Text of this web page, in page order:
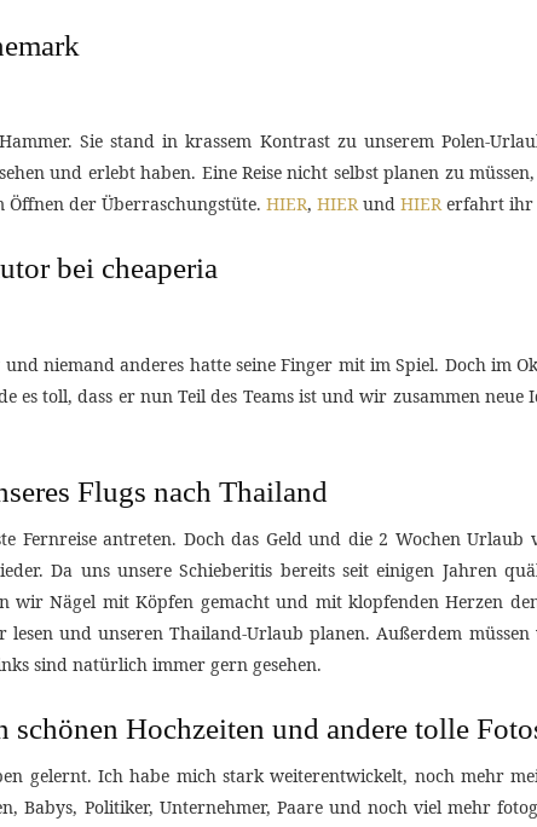
Sie stand in krassem Kontrast zu unserem Polen-
und erlebt haben. Eine Reise nicht selbst planen zu
der Überraschungstüte. HIER, HIERund HIERerfahrt ihr
bei cheaperia
niemand anderes hatte seine Finger mit im Spiel. Doch im
es toll, dass er nun Teil des Teams ist und wir zusammen
Flugs nach Thailand
Fernreise antreten. Doch das Geld und die 2 Wochen
Da uns unsere Schieberitis bereits seit einigen Jahren
wir Nägel mit Köpfen gemacht und mit klopfenden Herzen
lesen und unseren Thailand-Urlaub planen. Außerdem
sind natürlich immer gern gesehen.
schönen Hochzeiten und andere tolle
gelernt. Ich habe mich stark weiterentwickelt, noch mehr
Babys, Politiker, Unternehmer, Paare und noch viel mehr